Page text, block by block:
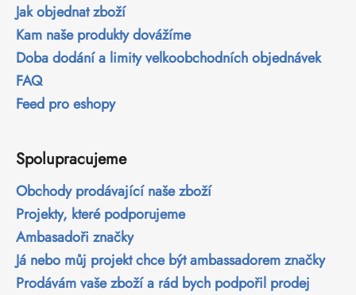
Jak objednat zboží
Kam naše produkty dovážíme
Doba dodání a limity velkoobchodních objednávek
FAQ
Feed pro eshopy
Spolupracujeme
Obchody prodávající naše zboží
Projekty, které podporujeme
Ambasadoři značky
Já nebo můj projekt chce být ambassadorem značky
Prodávám vaše zboží a rád bych podpořil prodej